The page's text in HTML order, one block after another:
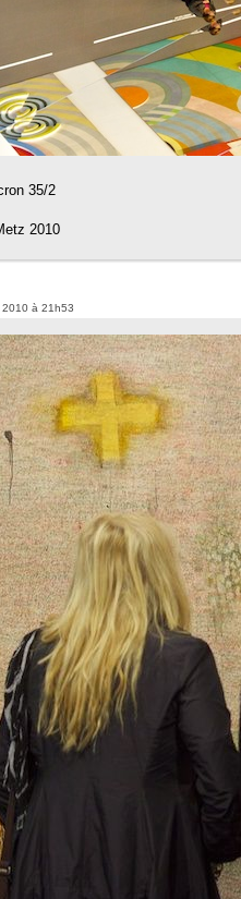
35/2
2010
2010 à 21h53